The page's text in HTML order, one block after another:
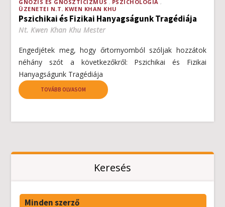
GNÓZIS ÉS GNOSZTICIZMUS
PSZICHOLÓGIA
ÜZENETEI N.T. KWEN KHAN KHU
Pszichikai és Fizikai Hanyagságunk Tragédiája
Nt. Kwen Khan Khu Mester
Engedjétek meg, hogy őrtornyomból szóljak hozzátok
néhány szót a következőkről: Pszichikai és Fizikai
Hanyagságunk Tragédiája
TOVÁBB OLVASOM
Keresés
Minden szerző